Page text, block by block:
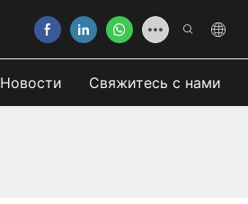
Новости Свяжитесь с нами